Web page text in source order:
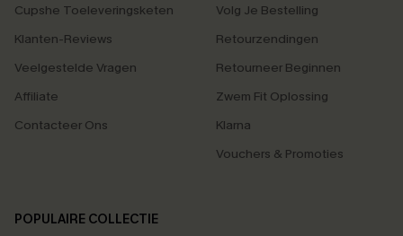
Cupshe Toeleveringsketen
Klanten-Reviews
Veelgestelde Vragen
Affiliate
Contacteer Ons
Volg Je Bestelling
Retourzendingen
Retourneer Beginnen
Zwem Fit Oplossing
Klarna
Vouchers & Promoties
POPULAIRE COLLECTIE